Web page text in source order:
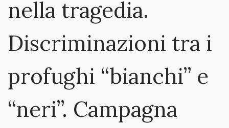
nella tragedia.
Discriminazioni tra i
profughi “bianchi” e
“neri”. Campagna